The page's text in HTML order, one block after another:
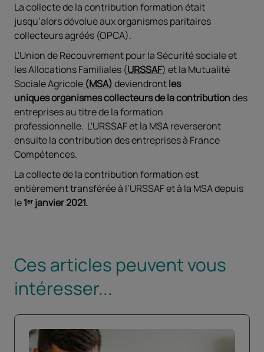
La collecte de la contribution formation était
jusqu’alors dévolue aux organismes paritaires
collecteurs agréés (OPCA).
L'Union de Recouvrement pour la Sécurité sociale et
les Allocations Familiales (URSSAF) et la Mutualité
Sociale Agricole (MSA)deviendrontles
uniques organismes collecteurs de la contributiondes
entreprises au titre de la formation
professionnelle. L'URSSAF et la MSA reverseront
ensuite la contribution des entreprises à France
Compétences.
La collecte de la contribution formation est
entièrement transférée à l’URSSAF et à la MSA depuis
le1ᵉʳ janvier 2021.
Ces articles peuvent vous
intéresser...